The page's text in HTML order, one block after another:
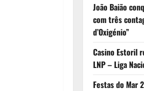
João Baião
com três
d’Oxigénio”
Casino Estoril
LNP – Liga
Festas do Mar